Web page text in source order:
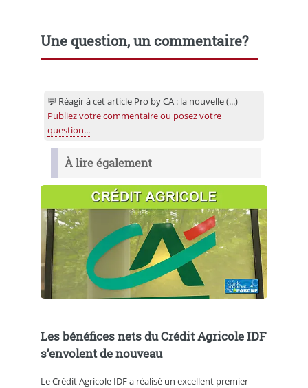
Une question, un commentaire?
💬 Réagir à cet article Pro by CA : la nouvelle (...)
Publiez votre commentaire ou posez votre
question...
À lire également
Les bénéfices nets du Crédit Agricole IDF
s’envolent de nouveau
Le Crédit Agricole IDF a réalisé un excellent premier